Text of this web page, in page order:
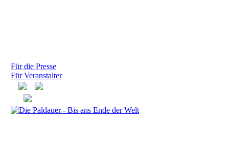
Für die Presse
Für Veranstalter